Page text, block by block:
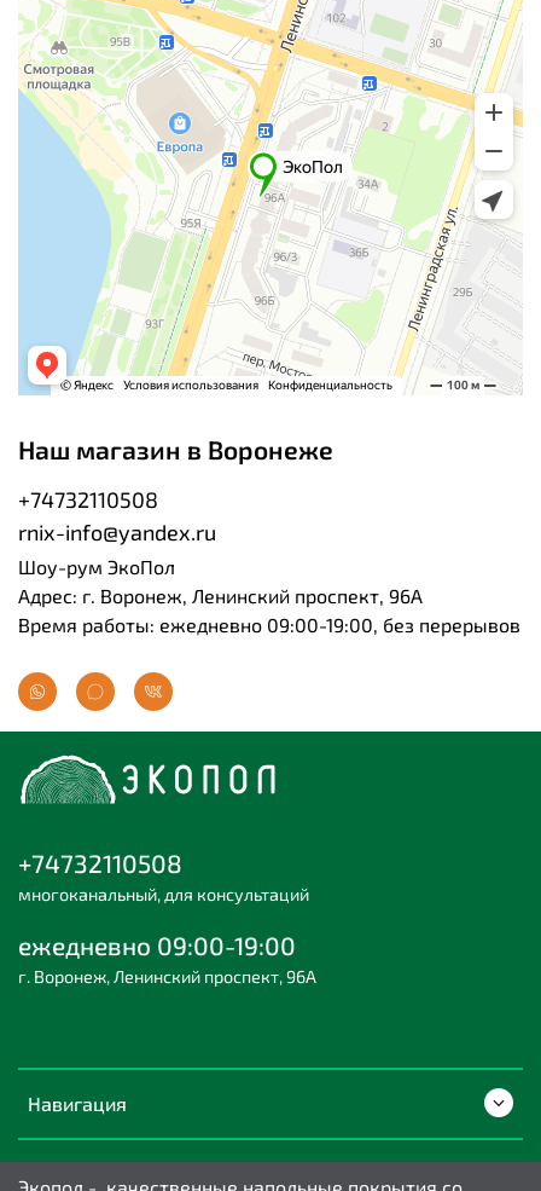
Наш магазин в Воронеже
+74732110508
rnix-info@yandex.ru
Шоу-рум ЭкоПол
Адрес: г. Воронеж, Ленинский проспект, 96А
Время работы: ежедневно 09:00-19:00, без перерывов
Навигация
+74732110508
многоканальный, для консультаций
ежедневно 09:00-19:00
г. Воронеж, Ленинский проспект, 96А
Экопол - качественные напольные покрытия со